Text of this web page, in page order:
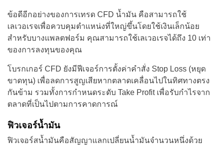
ข้อดีอีกอย่างของการเทรด CFD น้ำมัน คือสามารถใช้
เลเวอเรจเพื่อควบคุมตำแหน่งที่ใหญ่ขึ้นโดยใช้เงินเล็กน้อย
สำหรับบางแพลตฟอร์ม คุณสามารถใช้เลเวอเรจได้ถึง 10 เท่า
ของการลงทุนของคุณ
โบรกเกอร์ CFD ยังมีฟีเจอร์การตั้งค่าคำสั่ง Stop Loss (หยุด
ขาดทุน) เพื่อลดการสูญเสียหากตลาดเคลื่อนไปในทิศทางตรง
กันข้าม รวมทั้งการกำหนดระดับ Take Profit เพื่อรับกำไรจาก
ตลาดที่เป็นไปตามการคาดการณ์
ฟิวเจอร์น้ำมัน
ฟิวเจอร์สน้ำมันคือสัญญาแลกเปลี่ยนน้ำมันจำนวนหนึ่งด้วย